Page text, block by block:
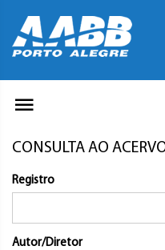
CONSULTA AO
Registro
Autor/Diretor